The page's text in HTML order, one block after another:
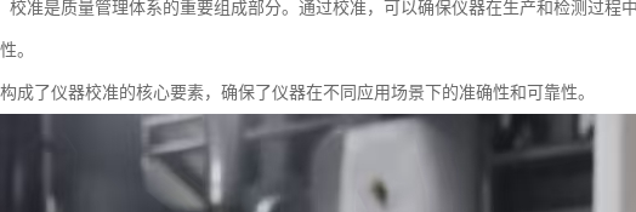
校准是质量管理体系的重要组成部分。通过校准，可以确保仪器在生产和检测过程
。
成了仪器校准的核心要素，确保了仪器在不同应用场景下的准确性和可靠性。